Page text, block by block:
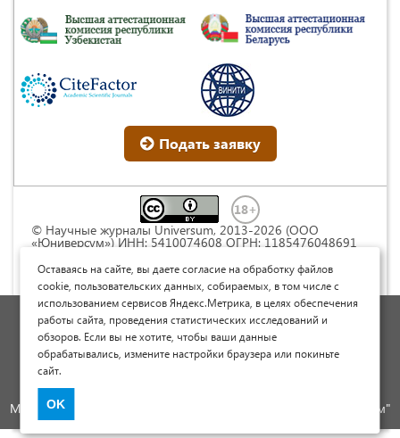
Подать заявку
© Научные журналы Universum, 2013-2026 (ООО
«Юниверсум») ИНН: 5410074608 ОГРН: 1185476048691
Commons « Attribution» («Атрибуция») 4.0
Непортированная
Политика обработки персональных данных
Договор оферты
Опубликовать научную статью
Международный научно-исследовательский журнал "Юниверсум"
Оставаясь на сайте, вы даете согласие на обработку файлов
cookie, пользовательских данных, собираемых, в том числе с
использованием сервисов Яндекс.Метрика, в целях обеспечения
работы сайта, проведения статистических исследований и
обзоров. Если вы не хотите, чтобы ваши данные
обрабатывались, измените настройки браузера или покиньте
сайт.
OK